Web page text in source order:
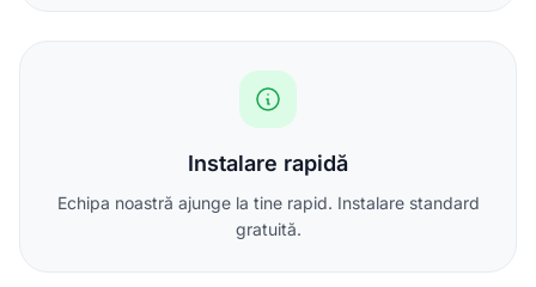
Instalare rapidă
Echipa noastră ajunge la tine rapid. Instalare standard
gratuită.